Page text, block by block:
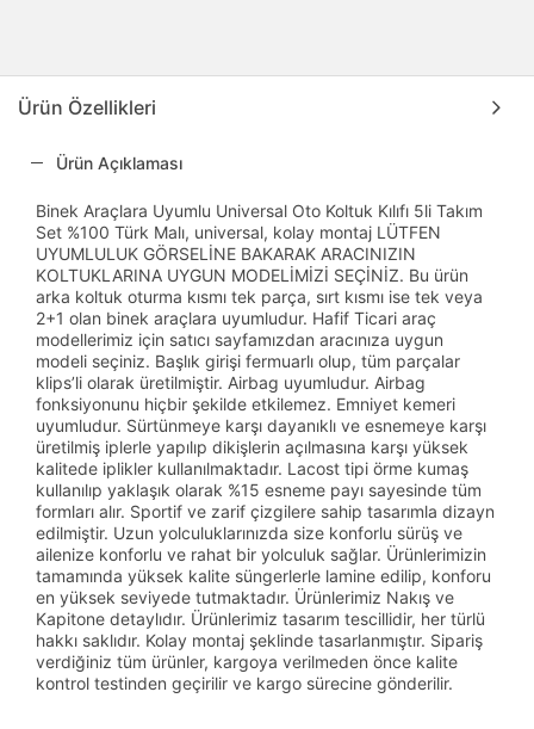
Ürün Özellikleri
Ürün Açıklaması
Binek Araçlara Uyumlu Universal Oto Koltuk Kılıfı 5li Takım
Set %100 Türk Malı, universal, kolay montaj LÜTFEN
UYUMLULUK GÖRSELİNE BAKARAK ARACINIZIN
KOLTUKLARINA UYGUN MODELİMİZİ SEÇİNİZ. Bu ürün
arka koltuk oturma kısmı tek parça, sırt kısmı ise tek veya
2+1 olan binek araçlara uyumludur. Hafif Ticari araç
modellerimiz için satıcı sayfamızdan aracınıza uygun
modeli seçiniz. Başlık girişi fermuarlı olup, tüm parçalar
klips’li olarak üretilmiştir. Airbag uyumludur. Airbag
fonksiyonunu hiçbir şekilde etkilemez. Emniyet kemeri
uyumludur. Sürtünmeye karşı dayanıklı ve esnemeye karşı
üretilmiş iplerle yapılıp dikişlerin açılmasına karşı yüksek
kalitede iplikler kullanılmaktadır. Lacost tipi örme kumaş
kullanılıp yaklaşık olarak %15 esneme payı sayesinde tüm
formları alır. Sportif ve zarif çizgilere sahip tasarımla dizayn
edilmiştir. Uzun yolculuklarınızda size konforlu sürüş ve
ailenize konforlu ve rahat bir yolculuk sağlar. Ürünlerimizin
tamamında yüksek kalite süngerlerle lamine edilip, konforu
en yüksek seviyede tutmaktadır. Ürünlerimiz Nakış ve
Kapitone detaylıdır. Ürünlerimiz tasarım tescillidir, her türlü
hakkı saklıdır. Kolay montaj şeklinde tasarlanmıştır. Sipariş
verdiğiniz tüm ürünler, kargoya verilmeden önce kalite
kontrol testinden geçirilir ve kargo sürecine gönderilir.